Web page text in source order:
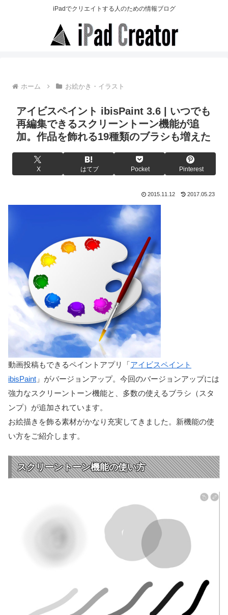
iPadでクリエイトする人のための情報ブログ
ホーム お絵かき・イラスト
アイビスペイント ibisPaint 3.6 | いつでも
再編集できるスクリーントーン機能が追
加。作品を飾れる19種類のブラシも増えた
X はてブ Pocket Pinterest
2015.11.12 2017.05.23
動画投稿もできるペイントアプリ「アイビスペイント
ibisPaint 」がバージョンアップ。今回のバージョンアップには
強力なスクリーントーン機能と、多数の使えるブラシ（スタ
ンプ）が追加されています。
お絵描きを飾る素材がかなり充実してきました。新機能の使
い方をご紹介します。
スクリーントーン機能の使い方